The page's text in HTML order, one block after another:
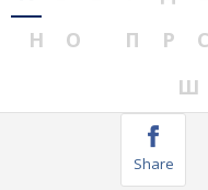
Н
О П Р С
Ш
Share